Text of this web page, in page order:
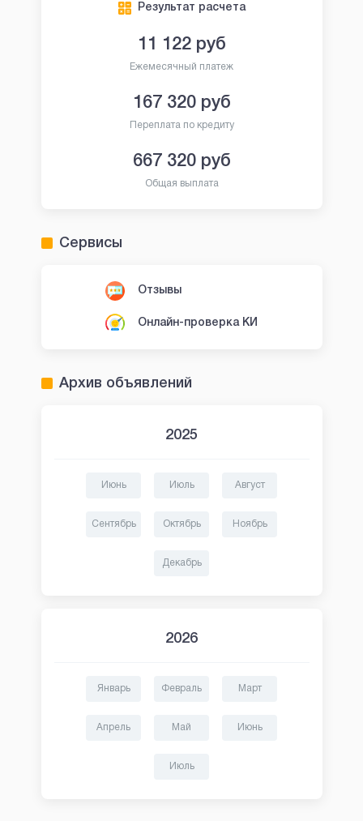
Результат расчета
11 122руб
Ежемесячный платеж
167 320руб
Переплата по кредиту
667 320руб
Общая выплата
Сервисы
Отзывы
Онлайн-проверка КИ
Архив объявлений
2025
Июнь Июль Август
Сентябрь Октябрь Ноябрь
Декабрь
2026
Январь Февраль Март
Апрель Май Июнь
Июль